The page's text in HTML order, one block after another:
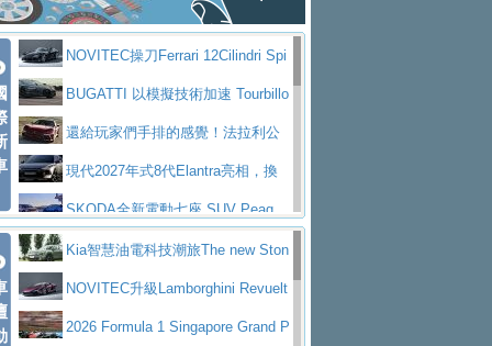
不是對手正宗年鑑2025年全球自動車年鑑1月
下旬問世！2024第六屆ISUZU運轉職人挑戰賽
首度前進南台灣熱烈開戰
豪華電能休旅新星 Audi Q4 Sportba
ck 55 e-tron S lineScania Taiwan 逆風而行，加深力
道投資布局
座純電旗艦 SUV，行李廂最大可達 935 公
升
全新純電 Mercedes-Benz C 400 4
MATIC Electric 登場
奢華與科技大躍進，MAZDA全新3
代CX-5全方位進化提前亮相並展開預售94.9
萬起
馬自達公布 2027 年式 MX-5 更
新，新增 Yakudo 特別版
Skoda Peaq 發表全新電動動力系
統 最長續航逾 640 公里、支援雙向供電
BMW M2 首度導入 xDrive 四驅，
美國與瑞士需求成關鍵推手
The all-new T-Roc 魅力 自成焦點
Maserati GT2 Stradale「Tribute to
MC12」全球首度亮相
迎接 RANGE ROVER 品牌家族第
五位成員 全新 RANGE ROVER GT 預告登
造型華麗時尚、科技座艙再進化，P
NOVITEC操刀Ferrari 12Cilindri Spi
der 碳纖維空力、鍛造輪圈與Inconel排氣
上身
BUGATTI 以模擬技術加速 Tourbillo
n 動態開發還給玩家們手排的感覺！法拉利公
布12Cilidri Manaule手排超跑產品細節
現代2027年式8代Elantra亮相，換
裝更銳利的造型、更先進的資訊娛樂系統及
更高效的動力
SKODA全新電動七座 SUV Peaq
問世，擁有品牌史上最寬敞且豪華的座艙
AUDI推出首款高性能油電超跑Nuvo
lari，0到100公里加速2.6秒、極速350公里
／小時
百年三叉戟傳奇再啟程 Maserati 重
返 1000 Miglia 傳承競速榮耀
法拉利首款純電跑車Luce亮相，最
Kia智慧油電科技潮旅The new Ston
ic 1-7月累計銷量創歷史新高
NOVITEC升級Lamborghini Revuelt
o 綜效輸出增至1,048匹
2026 Formula 1 Singapore Grand P